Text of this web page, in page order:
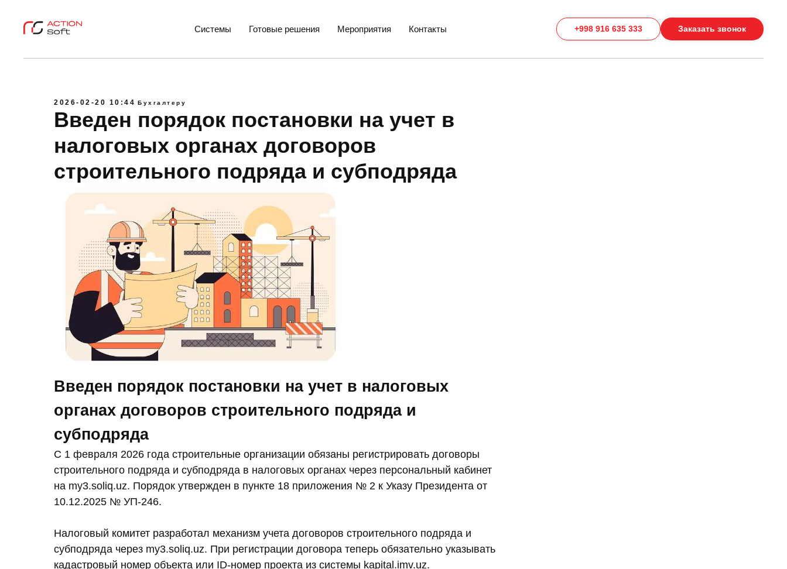
Системы Готовые решения Мероприятия Контакты +998 916 635 333 Заказать звонок
2026-02-20 10:44 Бухгалтеру
Введен порядок постановки на учет в
налоговых органах договоров
строительного подряда и субподряда
Введен порядок постановки на учет в налоговых
органах договоров строительного подряда и
субподряда
С 1 февраля 2026 года строительные организации обязаны регистрировать договоры
строительного подряда и субподряда в налоговых органах через персональный кабинет
на my3.soliq.uz. Порядок утвержден в пункте 18 приложения № 2 к Указу Президента от
10.12.2025 № УП-246.
Налоговый комитет разработал механизм учета договоров строительного подряда и
субподряда через my3.soliq.uz. При регистрации договора теперь обязательно указывать
кадастровый номер объекта или ID-номер проекта из системы kapital.imv.uz.